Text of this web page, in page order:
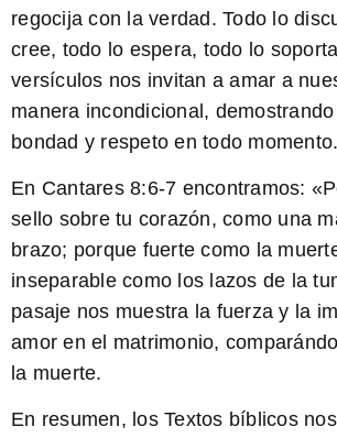
regocija con la verdad. Todo lo
cree, todo lo espera, todo lo
versículos nos invitan a amar a
manera incondicional,
bondad y respeto en todo momento.
En Cantares 8:6-7 encontramos:
sello sobre tu corazón, como una
brazo; porque fuerte como la
inseparable como los lazos de la
pasaje nos muestra la fuerza y la
amor en el matrimonio,
la muerte.
En resumen, los Textos bíblicosnos